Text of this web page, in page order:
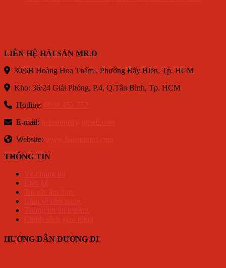
LIÊN HỆ HẢI SẢN MR.D
30/6B Hoàng Hoa Thám , Phường Bảy Hiền, Tp. HCM
Kho: 36/24 Giải Phóng, P.4, Q.Tân Bình, Tp. HCM
Hotline:
E-mail:
Website:
THÔNG TIN
HƯỚNG DẪN ĐƯỜNG ĐI